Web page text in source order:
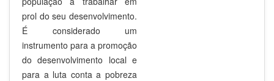
prol do seu desenvolvimento.
É considerado um
instrumento para a promoção
do desenvolvimento local e
para a luta conta a pobreza